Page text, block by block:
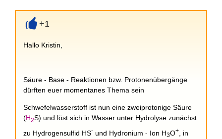
+1
Hallo Kristin,
Säure - Base - Reaktionen bzw. Protonenübergänge
dürften euer momentanes Thema sein
Schwefelwasserstoff ist nun eine zweiprotonige Säure
(H2S) und löst sich in Wasser unter Hydrolyse zunächst
zu Hydrogensulfid HS- und Hydronium - Ion H3O+
, in